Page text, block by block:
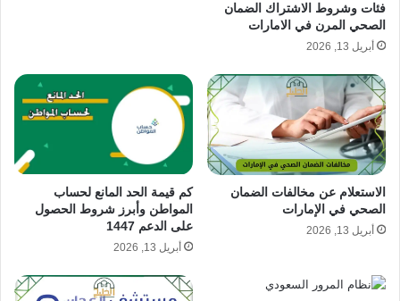
فئات وشروط الاشتراك الضمان
الصحي المرن في الامارات
أبريل 13, 2026
الاستعلام عن مخالفات الضمان
الصحي في الإمارات
أبريل 13, 2026
كم قيمة الحد المانع لحساب
المواطن وأبرز شروط الحصول
على الدعم 1447
أبريل 13, 2026